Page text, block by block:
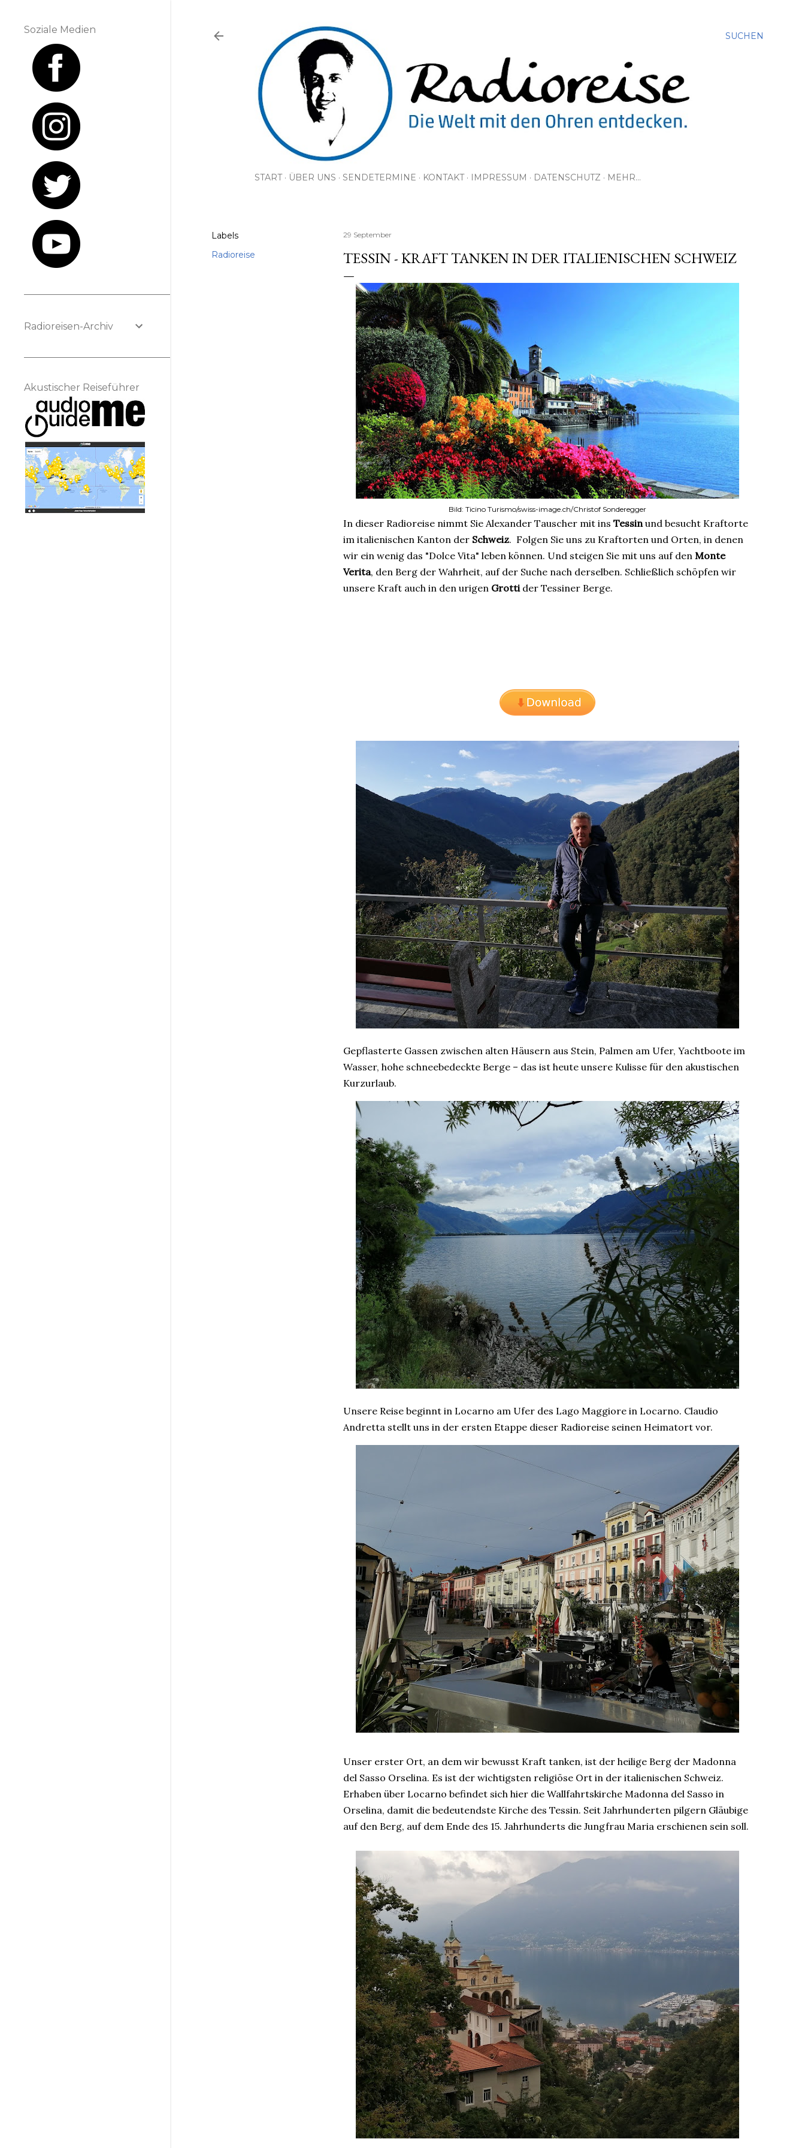
SUCHEN
START ÜBER UNS SENDETERMINE KONTAKT IMPRESSUM DATENSCHUTZ MEHR…
Labels
Radioreise
29 September
TESSIN - KRAFT TANKEN IN DER ITALIENISCHEN SCHWEIZ
Bild: Ticino Turismo/swiss-image.ch/Christof Sonderegger
In dieser Radioreise nimmt Sie Alexander Tauscher mit ins Tessin und besucht Kraftorte
im italienischen Kanton der Schweiz. Folgen Sie uns zu Kraftorten und Orten, in denen
wir ein wenig das "Dolce Vita" leben können. Und steigen Sie mit uns auf den Monte
Verita, den Berg der Wahrheit, auf der Suche nach derselben. Schließlich schöpfen wir
unsere Kraft auch in den urigen Grotti der Tessiner Berge.
Gepflasterte Gassen zwischen alten Häusern aus Stein, Palmen am Ufer, Yachtboote im
Wasser, hohe schneebedeckte Berge – das ist heute unsere Kulisse für den akustischen
Kurzurlaub.
Unsere Reise beginnt in Locarno am Ufer des Lago Maggiore in Locarno. Claudio
Andretta stellt uns in der ersten Etappe dieser Radioreise seinen Heimatort vor.
Unser erster Ort, an dem wir bewusst Kraft tanken, ist der heilige Berg der Madonna
del Sasso Orselina. Es ist der wichtigsten religiöse Ort in der italienischen Schweiz.
Erhaben über Locarno befindet sich hier die Wallfahrtskirche Madonna del Sasso in
Orselina, damit die bedeutendste Kirche des Tessin. Seit Jahrhunderten pilgern Gläubige
auf den Berg, auf dem Ende des 15. Jahrhunderts die Jungfrau Maria erschienen sein soll.
Soziale Medien
Radioreisen-Archiv
Akustischer Reiseführer